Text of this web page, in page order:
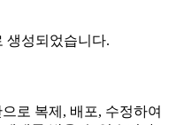
생성되었습니다.
로 복제, 배포, 수정하여